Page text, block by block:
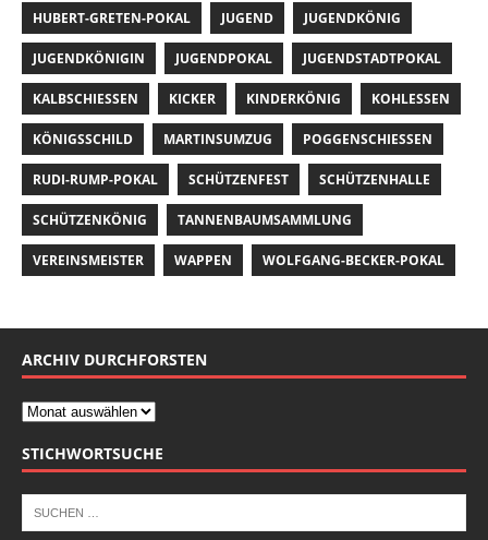
HUBERT-GRETEN-POKAL JUGEND JUGENDKÖNIG
JUGENDKÖNIGIN JUGENDPOKAL JUGENDSTADTPOKAL
KALBSCHIESSEN KICKER KINDERKÖNIG KOHLESSEN
KÖNIGSSCHILD MARTINSUMZUG POGGENSCHIESSEN
RUDI-RUMP-POKAL SCHÜTZENFEST SCHÜTZENHALLE
SCHÜTZENKÖNIG TANNENBAUMSAMMLUNG
VEREINSMEISTER WAPPEN WOLFGANG-BECKER-POKAL
ARCHIV DURCHFORSTEN
STICHWORTSUCHE